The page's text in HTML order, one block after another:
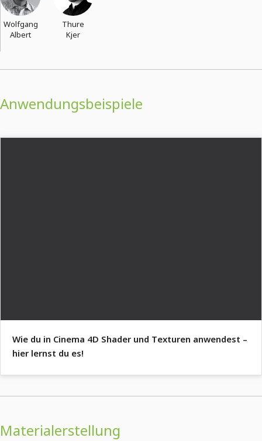
Wolfgang
Albert
Thure
Kjer
Anwendungsbeispiele
Wie du in Cinema 4D Shader und Texturen anwendest –
hier lernst du es!
Materialerstellung